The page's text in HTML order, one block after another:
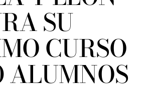
SU
CURSO
ALUMNOS